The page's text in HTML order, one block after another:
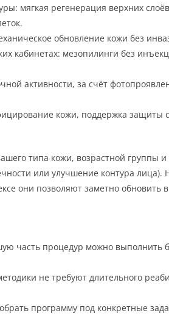
мягкая регенерация верхних
обновление кожи без
кабинетах: мезопилинги без
активности, за счёт
кожи, поддержка защиты
типа кожи, возрастной группы и
или улучшение контура лица).
они позволяют заметно обновить
часть процедур можно выполнить
не требуют длительного
программу под конкретные